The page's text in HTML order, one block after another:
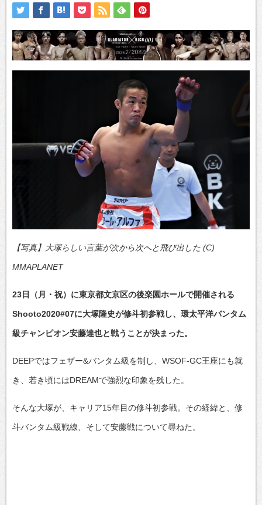
【写真】大塚らしい言葉が次から次へと飛び出した (C)
MMAPLANET
23日（月・祝）に東京都文京区の後楽園ホールで開催される
Shooto2020#07に大塚隆史が修斗初参戦し、環太平洋バンタム
級チャンピオン安藤達也と戦うことが決まった。
DEEPではフェザー&バンタム級を制し、WSOF-GC王座にも就
き、若き頃にはDREAMで強烈な印象を残した。
そんな大塚が、キャリア15年目の修斗初参戦。その経緯と、修
斗バンタム級戦線、そして安藤戦について尋ねた。